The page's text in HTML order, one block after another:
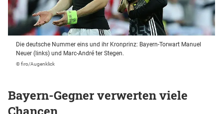
Die deutsche Nummer eins und ihr Kronprinz: Bayern-Torwart Manuel
Neuer (links) und Marc-André ter Stegen.
© firo/Augenklick
Bayern-Gegner verwerten viele